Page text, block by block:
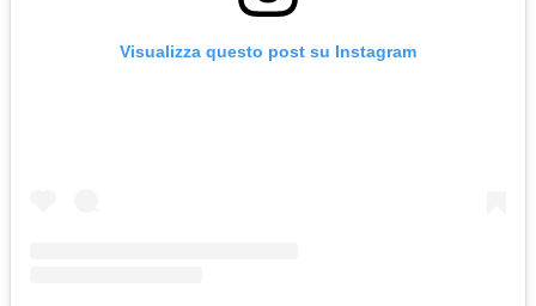
Visualizza questo post su Instagram